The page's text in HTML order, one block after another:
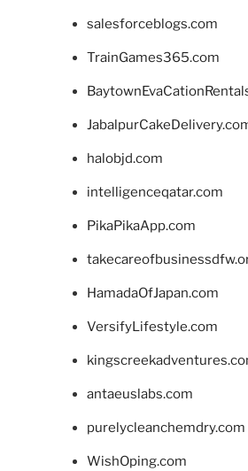
salesforceblogs.com
TrainGames365.com
halobjd.com
intelligenceqatar.com
PikaPikaApp.com
HamadaOfJapan.com
VersifyLifestyle.com
antaeuslabs.com
purelycleanchemdry.com
WishOping.com